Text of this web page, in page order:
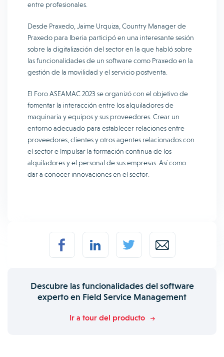
entre profesionales.
Desde Praxedo, Jaime Urquiza, Country Manager de
Praxedo para Iberia participó en una interesante sesión
sobre la digitalización del sector en la que habló sobre
las funcionalidades de un software como Praxedo en la
gestión de la movilidad y el servicio postventa.
El Foro ASEAMAC 2023 se organizó con el objetivo de
fomentar la interacción entre los alquiladores de
maquinaria y equipos y sus proveedores. Crear un
entorno adecuado para establecer relaciones entre
proveedores, clientes y otros agentes relacionados con
el sector e Impulsar la formación continua de los
alquiladores y el personal de sus empresas. Así como
dar a conocer innovaciones en el sector.
Descubre las funcionalidades del software
experto en Field Service Management
Ir a tour del producto